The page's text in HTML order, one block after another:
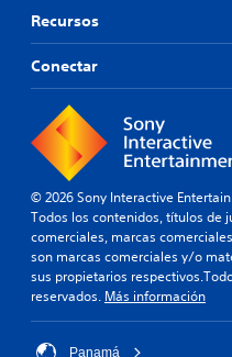
Recursos
Conectar
© 2026 Sony Interactive
Todos los contenidos, títulos de
comerciales, marcas
son marcas comerciales y/o
sus propietarios
reservados. Más información
Panamá